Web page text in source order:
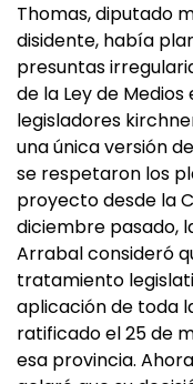
Thomas, diputado
disidente, había
presuntas
de la Ley de
legisladores
una única versión
se respetaron los
proyecto desde la
diciembre pasado,
Arrabal consideró
tratamiento
aplicación de toda
ratificado el 25 de
esa provincia.